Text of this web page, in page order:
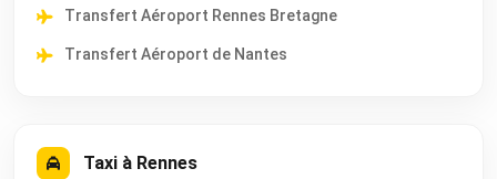
Transfert Aéroport Rennes Bretagne
Transfert Aéroport de Nantes
Taxi à Rennes